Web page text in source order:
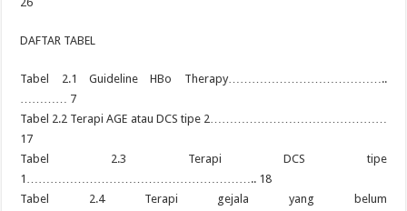
DAFTAR TABEL
Tabel 2.1 Guideline HBo Therapy…………………………………..
………… 7
Tabel 2.2 Terapi AGE atau DCS tipe 2………………………………………
17
Tabel 2.3 Terapi DCS tipe
1………………………………………………….. 18
Tabel 2.4 Terapi gejala yang belum